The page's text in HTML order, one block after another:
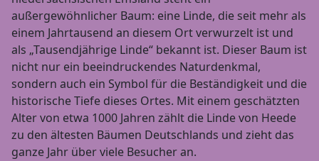
außergewöhnlicher Baum: eine Linde, die seit mehr als
einem Jahrtausend an diesem Ort verwurzelt ist und
als „Tausendjährige Linde“ bekannt ist. Dieser Baum ist
nicht nur ein beeindruckendes Naturdenkmal,
sondern auch ein Symbol für die Beständigkeit und die
historische Tiefe dieses Ortes. Mit einem geschätzten
Alter von etwa 1000 Jahren zählt die Linde von Heede
zu den ältesten Bäumen Deutschlands und zieht das
ganze Jahr über viele Besucher an.